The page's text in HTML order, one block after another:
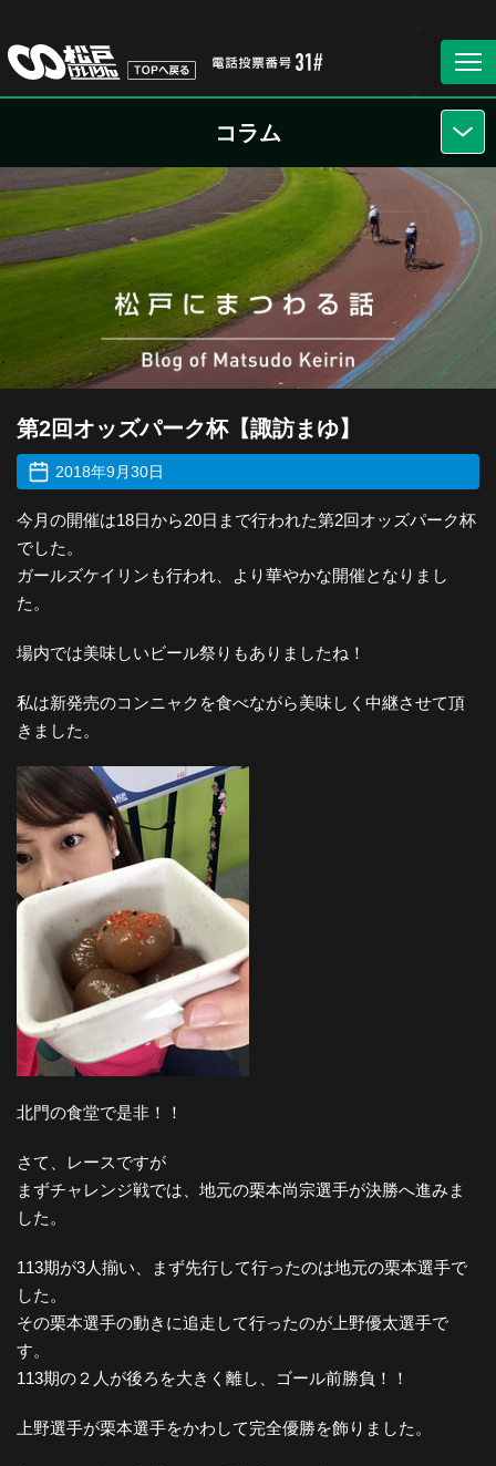
コラム
第2回オッズパーク杯【諏訪まゆ】
2018年9月30日
今月の開催は18日から20日まで行われた第2回オッズパーク杯
でした。
ガールズケイリンも行われ、より華やかな開催となりまし
た。
場内では美味しいビール祭りもありましたね！
私は新発売のコンニャクを食べながら美味しく中継させて頂
きました。
北門の食堂で是非！！
さて、レースですが
まずチャレンジ戦では、地元の栗本尚宗選手が決勝へ進みま
した。
113期が3人揃い、まず先行して行ったのは地元の栗本選手で
した。
その栗本選手の動きに追走して行ったのが上野優太選手で
す。
113期の２人が後ろを大きく離し、ゴール前勝負！！
上野選手が栗本選手をかわして完全優勝を飾りました。